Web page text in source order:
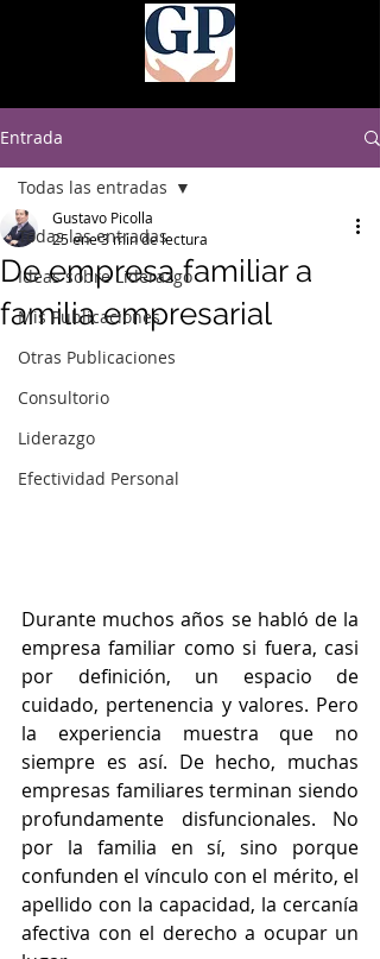
Entrada
Todas las entradas
Ideas sobre Liderazgo
Mis Publicaciones
Otras Publicaciones
Consultorio
Liderazgo
Efectividad Personal
Todas las entradas
De empresa familiar a
familia empresarial
Gustavo Picolla
25 ene3 min de lectura
Durante muchos años se habló de la
empresa familiar como si fuera, casi
por definición, un espacio de
cuidado, pertenencia y valores. Pero
la experiencia muestra que no
siempre es así. De hecho, muchas
empresas familiares terminan siendo
profundamente disfuncionales. No
por la familia en sí, sino porque
confunden el vínculo con el mérito, el
apellido con la capacidad, la cercanía
afectiva con el derecho a ocupar un